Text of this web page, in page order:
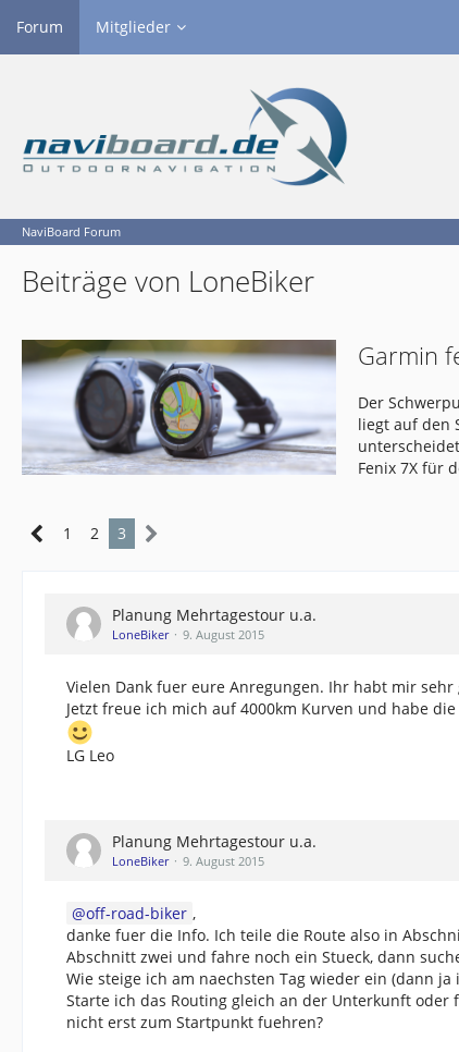
Forum Mitglieder
NaviBoard Forum
Beiträge von LoneBiker
Garmin
Der
liegt auf den
Fenix 7X für
1 2 3
Planung Mehrtagestour u.a.
LoneBiker 9. August 2015
Vielen Dank fuer eure Anregungen. Ihr habt mir sehr
Jetzt freue ich mich auf 4000km Kurven und habe
LG Leo
Planung Mehrtagestour u.a.
LoneBiker 9. August 2015
off-road-biker ,
danke fuer die Info. Ich teile die Route also in
Abschnitt zwei und fahre noch ein Stueck, dann
Wie steige ich am naechsten Tag wieder ein (dann
Starte ich das Routing gleich an der Unterkunft
nicht erst zum Startpunkt fuehren?